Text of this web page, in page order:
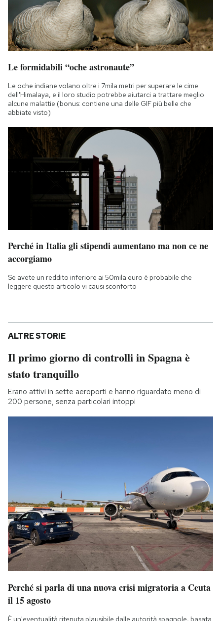
Le formidabili “oche astronaute”
Le oche indiane volano oltre i 7mila metri per superare le cime
dell'Himalaya, e il loro studio potrebbe aiutarci a trattare meglio
alcune malattie (bonus: contiene una delle GIF più belle che
abbiate visto)
Perché in Italia gli stipendi aumentano ma non ce ne
accorgiamo
Se avete un reddito inferiore ai 50mila euro è probabile che
leggere questo articolo vi causi sconforto
ALTRE STORIE
Il primo giorno di controlli in Spagna è
stato tranquillo
Erano attivi in sette aeroporti e hanno riguardato meno di
200 persone, senza particolari intoppi
Perché si parla di una nuova crisi migratoria a Ceuta
il 15 agosto
È un'eventualità ritenuta plausibile dalle autorità spagnole, basata